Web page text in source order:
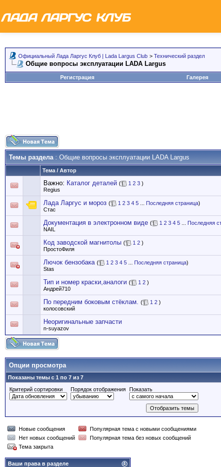
Официальный Лада Ларгус Клуб | Lada Largus Club > Технический раздел
Общие вопросы эксплуатации LADA Largus
Регистрация Галерея
Темы раздела: Общие вопросы эксплуатации LADA Largus
Тема / Автор
Важно: Каталог деталей ( 1 2 3 )
Regius
Лада Ларгус и мороз ( 1 2 3 4 5 Последняя страница)
Стас
Документация в электронном виде ( 1 2 3 4 5
Последняя
NAIL
Код заводской магнитолы ( 1 2 )
ПростоФиля
Лючок бензобака ( 1 2 3 4 5 Последняя страница)
Stas
Тип и номер краски,аналоги ( 1 2 )
Андрей710
По передним боковым стёклам. ( 1 2 )
колосовский
Неоригинальные запчасти
n-suyazov
Опции просмотра
Показаны темы с 1 по 7 из 7
Критерий сортировки
Порядок отображения Показать
Новые сообщения
Популярная тема с новыми сообщениями
Нет новых сообщений
Популярная тема без новых сообщений
Тема закрыта
Ваши права в разделе